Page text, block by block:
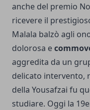
anche del premio
ricevere il
Malala balzò agli
dolorosa e
aggredita da un
delicato intervento,
della Yousafzai fu
studiare. Oggi la